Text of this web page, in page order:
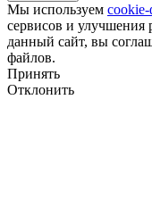
Мы используем
сервисов и улучшения
данный сайт, вы
файлов.
Принять
Отклонить